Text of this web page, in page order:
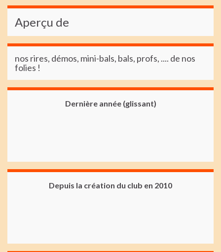
Aperçu de
nos rires, démos, mini-bals, bals, profs, .... de nos
folies !
Dernière année (glissant)
Depuis la création du club en 2010